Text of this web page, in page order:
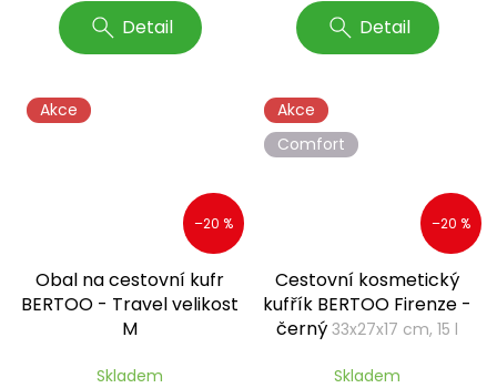
Detail Detail
Akce
–20 %
Obal na cestovní kufr
BERTOO - Travel velikost
M
Skladem
Akce
Comfort
–20 %
Cestovní kosmetický
kufřík BERTOO Firenze -
černý 33x27x17 cm, 15 l
Skladem